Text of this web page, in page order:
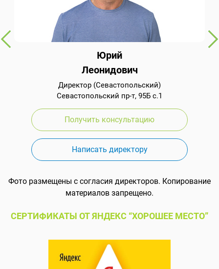
Юрий
Леонидович
Директор (Севастопольский)
Севастопольский пр-т, 95Б с.1
Получить консультацию
Написать директору
Фото размещены с согласия директоров. Копирование
материалов запрещено.
СЕРТИФИКАТЫ ОТ ЯНДЕКС “ХОРОШЕЕ МЕСТО”